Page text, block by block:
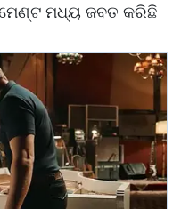
ମଧ୍ୟ ଜବତ କରିଛି